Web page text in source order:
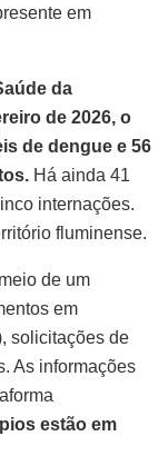
em
da
de 2026, o
de dengue e 56
Há ainda 41
internações.
fluminense.
de um
em
solicitações de
As informações
estão em